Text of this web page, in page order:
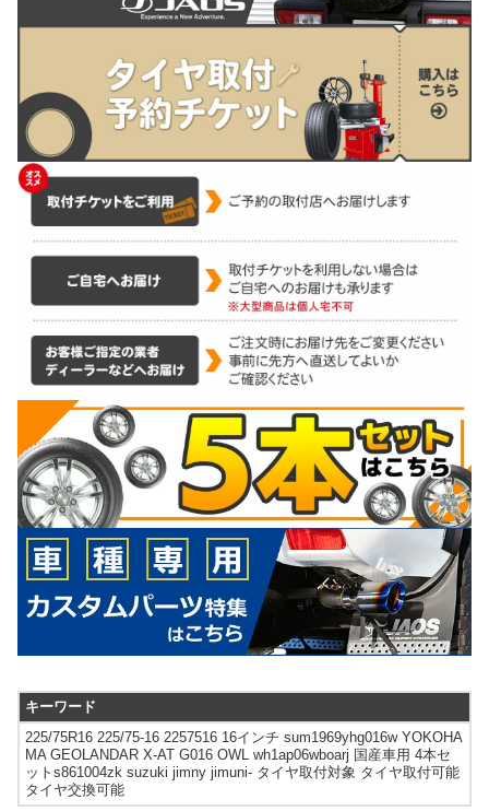
キーワード
225/75R16 225/75-16 2257516 16インチ sum1969yhg016w YOKOHA
MA GEOLANDAR X-AT G016 OWL wh1ap06wboarj 国産車用 4本セ
ットs861004zk suzuki jimny jimuni- タイヤ取付対象 タイヤ取付可能
タイヤ交換可能